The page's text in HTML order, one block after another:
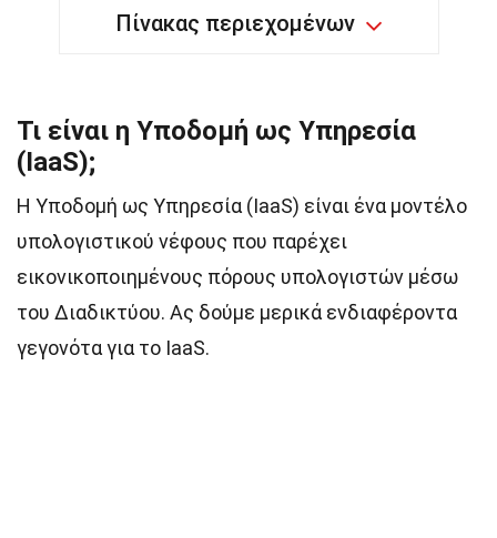
Πίνακας περιεχομένων
Τι είναι η Υποδομή ως Υπηρεσία
(IaaS);
Η Υποδομή ως Υπηρεσία (IaaS) είναι ένα μοντέλο
υπολογιστικού νέφους που παρέχει
εικονικοποιημένους πόρους υπολογιστών μέσω
του Διαδικτύου. Ας δούμε μερικά ενδιαφέροντα
γεγονότα για το IaaS.